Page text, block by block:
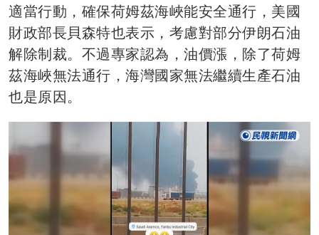
適當行動，確保荷姆茲海峽能安全通行，美國
財政部長貝森特也表示，考慮對部分伊朗石油
解除制裁。不過專家認為，油價漲，除了荷姆
茲海峽無法通行，海灣國家無法繼續生產石油
也是原因。